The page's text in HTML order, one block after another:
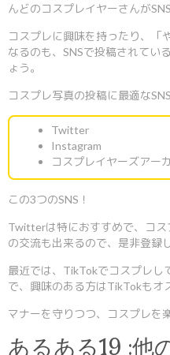
んどのコスプレイヤーさんが
コスプレに興味を持ったり、「
なるのも、SNSで投稿されてい
ょう。
コスプレ写真の投稿に最適な
Twitter
Instagram
コスプレイヤーズアー
この3つのSNS！
Twitterは特におすすめで、コス
の交流も出来るので、是非登録
最近では、TikTokでコスプレし
で、興味のある方はTikTokもオ
マナーを守りつつ、コスプレを
あるある19 :他